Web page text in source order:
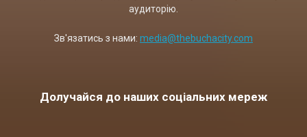
аудиторію.
Зв'язатись з нами: media@thebuchacity.com
Долучайся до наших соціальних мереж